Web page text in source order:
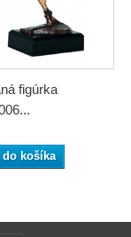
figúrka
košíka